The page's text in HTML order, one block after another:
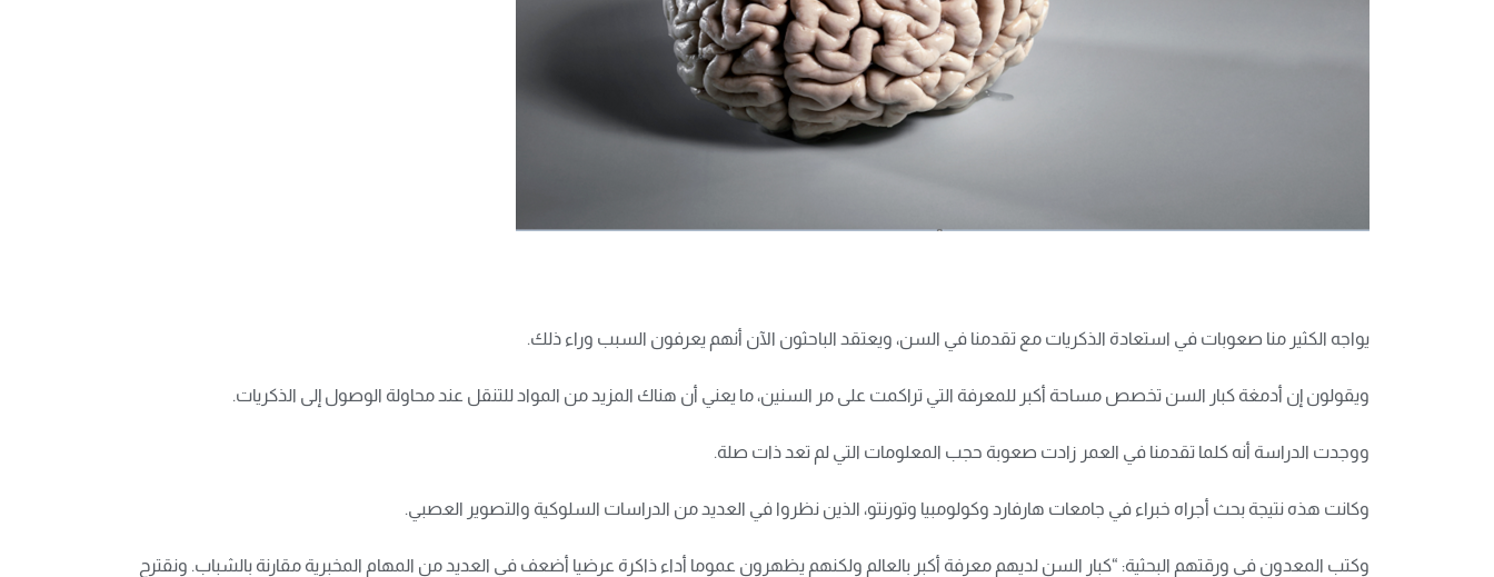
يواجه الكثير منا صعوبات في استعادة الذكريات مع تقدمنا ​​في السن، ويعتقد الباحثون الآن أنهم يعرفون السبب وراء ذلك.
ويقولون إن أدمغة كبار السن تخصص مساحة أكبر للمعرفة التي تراكمت على مر السنين، ما يعني أن هناك المزيد من المواد للتنقل عند محاولة الوصول إلى الذكريات.
ووجدت الدراسة أنه كلما تقدمنا ​​في العمر زادت صعوبة حجب المعلومات التي لم تعد ذات صلة.
وكانت هذه نتيجة بحث أجراه خبراء في جامعات هارفارد وكولومبيا وتورنتو، الذين نظروا في العديد من الدراسات السلوكية والتصوير العصبي.
وكتب المعدون في ورقتهم البحثية: “كبار السن لديهم معرفة أكبر بالعالم ولكنهم يظهرون عموما أداء ذاكرة عرضيا أضعف في العديد من المهام المخبرية مقارنة بالشباب. ونقترح